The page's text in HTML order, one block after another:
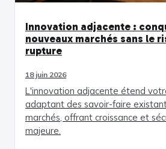
Innovation adjacente :
nouveaux marchés sans le
rupture
18 juin 2026
L'innovation adjacente étend
adaptant des savoir-faire
marchés, offrant croissance et
majeure.